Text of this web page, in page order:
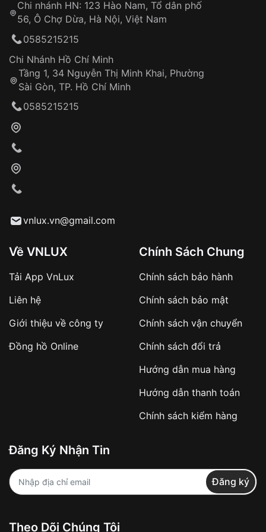
Từ khóa SEO:
Khách hàng kiểm tra và thanh toán trực tiếp
Từ khóa SEO:
sản phẩm đặc biệt
hàng
Số tiền còn lại thanh toán khi nhận hàng hoặc
✔️ Đảm bảo xử lý đơn hàng nhanh chóng
✔️ Hạn chế tình trạng hủy đơn không mong
Từ khóa SEO:
Khách hàng được
Đảm bảo quyền lợi khách hàng
Đồng hành cùng khách hàng trong suốt quá
trình sử dụng
Chi nhánh HN: 123 Hào Nam, Tổ dân phố
56, Ô Chợ Dừa, Hà Nội, Việt Nam
0585215215
Chi Nhánh Hồ Chí Minh
Tầng 1, 34 Nguyễn Thị Minh Khai, Phường
Sài Gòn, TP. Hồ Chí Minh
0585215215
vnlux.vn@gmail.com
Về VNLUX
Tải App VnLux
Liên hệ
Giới thiệu về công ty
Đồng hồ Online
Chính Sách Chung
Chính sách bảo hành
Chính sách bảo mật
Chính sách vận chuyển
Chính sách đổi trả
Hướng dẫn mua hàng
Hướng dẫn thanh toán
Chính sách kiểm hàng
Đăng Ký Nhận Tin
Đăng ký
Theo Dõi Chúng Tôi